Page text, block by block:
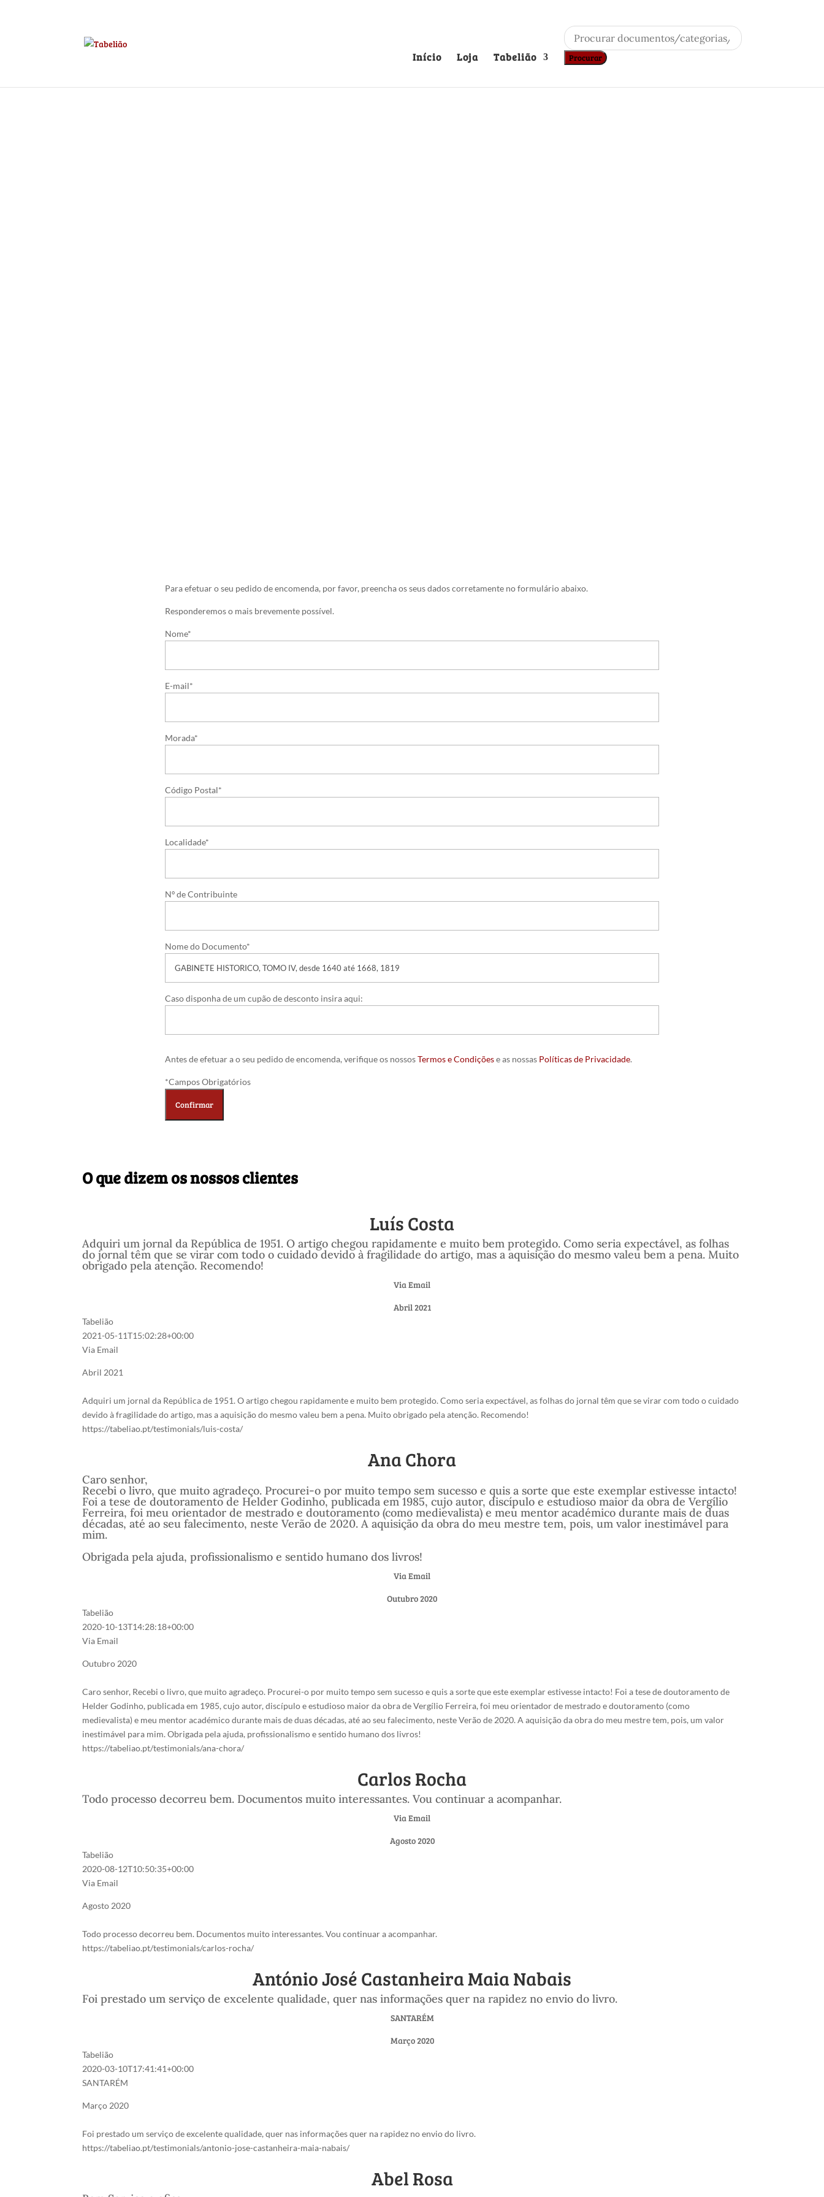
Início Loja Tabelião
Products
search
Procurar
Para efetuar o seu pedido de encomenda, por favor, preencha os seus dados corretamente no formulário abaixo.
Responderemos o mais brevemente possível.
Nome*
E-mail*
Morada*
Código Postal*
Localidade*
Nº de Contribuinte
Nome do Documento*
Caso disponha de um cupão de desconto insira aqui:
Antes de efetuar a o seu pedido de encomenda, verifique os nossosTermos e Condiçõese as nossas Políticas de Privacidade.
*Campos Obrigatórios
O que dizem os nossos clientes
Luís Costa
Adquiri um jornal da República de 1951. O artigo chegou rapidamente e muito bem protegido. Como seria expectável, as folhas
do jornal têm que se virar com todo o cuidado devido à fragilidade do artigo, mas a aquisição do mesmo valeu bem a pena. Muito
obrigado pela atenção. Recomendo!
Via Email
Abril 2021
Tabelião
2021-05-11T15:02:28+00:00
Via Email
Abril 2021
Adquiri um jornal da República de 1951. O artigo chegou rapidamente e muito bem protegido. Como seria expectável, as folhas do jornal têm que se virar com todo o cuidado
devido à fragilidade do artigo, mas a aquisição do mesmo valeu bem a pena. Muito obrigado pela atenção. Recomendo!
https://tabeliao.pt/testimonials/luis-costa/
Ana Chora
Caro senhor,
Recebi o livro, que muito agradeço. Procurei-o por muito tempo sem sucesso e quis a sorte que este exemplar estivesse intacto!
Foi a tese de doutoramento de Helder Godinho, publicada em 1985, cujo autor, discípulo e estudioso maior da obra de Vergílio
Ferreira, foi meu orientador de mestrado e doutoramento (como medievalista) e meu mentor académico durante mais de duas
décadas, até ao seu falecimento, neste Verão de 2020. A aquisição da obra do meu mestre tem, pois, um valor inestimável para
mim.
Obrigada pela ajuda, profissionalismo e sentido humano dos livros!
Via Email
Outubro 2020
Tabelião
2020-10-13T14:28:18+00:00
Via Email
Outubro 2020
Caro senhor, Recebi o livro, que muito agradeço. Procurei-o por muito tempo sem sucesso e quis a sorte que este exemplar estivesse intacto! Foi a tese de doutoramento de
Helder Godinho, publicada em 1985, cujo autor, discípulo e estudioso maior da obra de Vergílio Ferreira, foi meu orientador de mestrado e doutoramento (como
medievalista) e meu mentor académico durante mais de duas décadas, até ao seu falecimento, neste Verão de 2020. A aquisição da obra do meu mestre tem, pois, um valor
inestimável para mim. Obrigada pela ajuda, profissionalismo e sentido humano dos livros!
https://tabeliao.pt/testimonials/ana-chora/
Carlos Rocha
Todo processo decorreu bem. Documentos muito interessantes. Vou continuar a acompanhar.
Via Email
Agosto 2020
Tabelião
2020-08-12T10:50:35+00:00
Via Email
Agosto 2020
Todo processo decorreu bem. Documentos muito interessantes. Vou continuar a acompanhar.
https://tabeliao.pt/testimonials/carlos-rocha/
António José Castanheira Maia Nabais
Foi prestado um serviço de excelente qualidade, quer nas informações quer na rapidez no envio do livro.
SANTARÉM
Março 2020
Tabelião
2020-03-10T17:41:41+00:00
SANTARÉM
Março 2020
Foi prestado um serviço de excelente qualidade, quer nas informações quer na rapidez no envio do livro.
https://tabeliao.pt/testimonials/antonio-jose-castanheira-maia-nabais/
Abel Rosa